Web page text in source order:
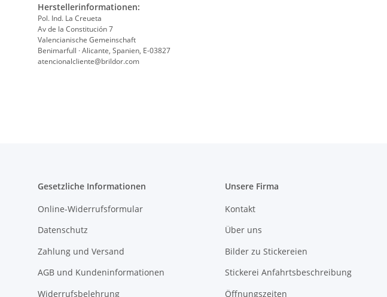
Herstellerinformationen:
Pol. Ind. La Creueta
Av de la Constitución 7
Valencianische Gemeinschaft
Benimarfull · Alicante, Spanien, E-03827
atencionalcliente@brildor.com
Gesetzliche Informationen
Online-Widerrufsformular
Datenschutz
Zahlung und Versand
AGB und Kundeninformationen
Widerrufsbelehrung
Unsere Firma
Kontakt
Über uns
Bilder zu Stickereien
Stickerei Anfahrtsbeschreibung
Öffnungszeiten